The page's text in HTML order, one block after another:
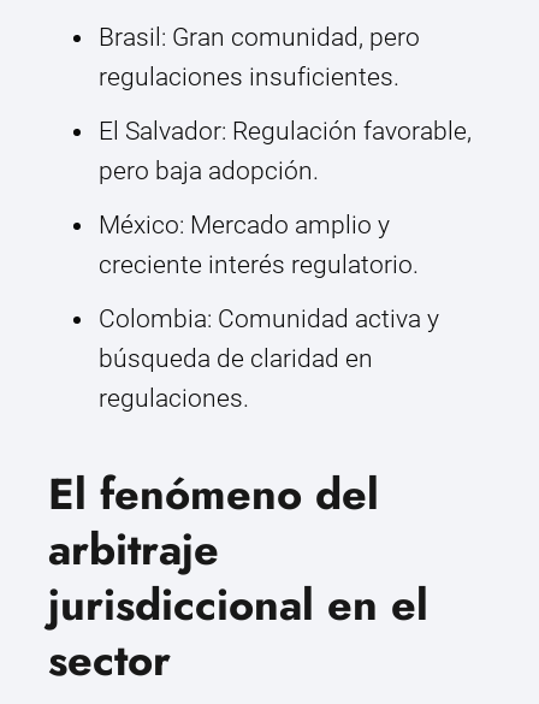
Brasil: Gran comunidad, pero
regulaciones insuficientes.
El Salvador: Regulación favorable,
pero baja adopción.
México: Mercado amplio y
creciente interés regulatorio.
Colombia: Comunidad activa y
búsqueda de claridad en
regulaciones.
El fenómeno del
arbitraje
jurisdiccional en el
sector